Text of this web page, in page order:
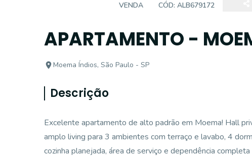
VENDA CÓD: ALB679172
APARTAMENTO -
Moema Índios, São Paulo - SP
Descrição
Excelente apartamento de alto padrão em Moema! Hall
amplo living para 3 ambientes com terraço e lavabo, 4
cozinha planejada, área de serviço e dependência